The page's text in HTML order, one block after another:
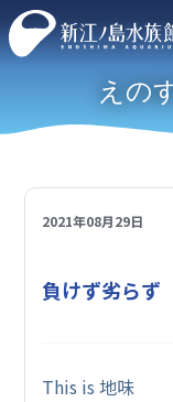
えの
2021年08月29日
負けず劣らず
This is 地味